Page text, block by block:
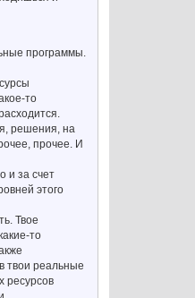
программы.
то
решения, на
прочее. И
и за счет
этого
Твое
то
твои реальные
ресурсов